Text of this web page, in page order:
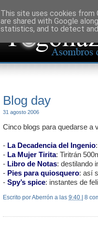
Blog day
31 agosto 2006
Cinco blogs para quedarse a
- La Decadencia del Ingenio
- La Mujer Tirita: Tiritrán
- Libro de Notas: destilando
- Pies para quiosquero: así
- Spy’s spice: instantes de
Escrito por Aberrón a las 9:40 | 8
This site uses cookies from
are shared with Google
statistics, and to detect and